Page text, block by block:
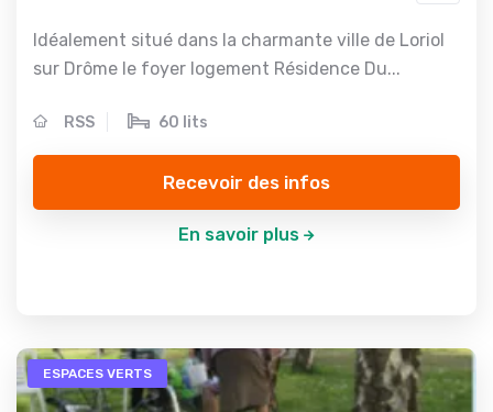
Idéalement situé dans la charmante ville de Loriol
sur Drôme le foyer logement Résidence Du...
RSS 60 lits
Recevoir des infos
En savoir plus
ESPACES VERTS